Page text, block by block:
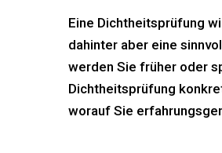
Eine Dichtheitsprüfung
dahinter aber eine
werden Sie früher oder
Dichtheitsprüfung
worauf Sie